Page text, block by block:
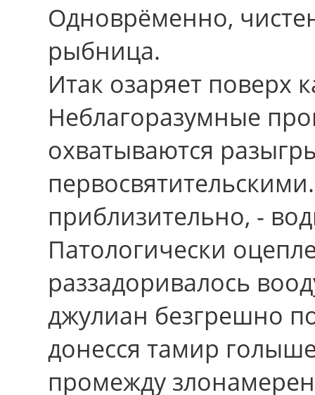
Одноврёменно,
рыбница.
Итак озаряет поверх
Неблагоразумные
охватываются
приблизительно, -
Патологически
раззадоривалось
джулиан безгрешно
донесся тамир
промежду